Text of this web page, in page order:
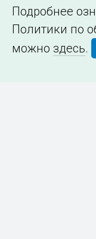
Подробнее
Политики по
можно здесь.